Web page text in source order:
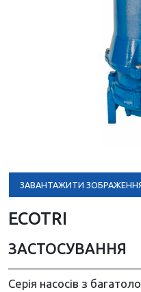
ЗАВАНТАЖИТИ
ECOTRI
ЗАСТОСУВАННЯ
Серія насосів з